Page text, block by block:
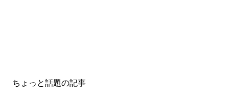
ちょっと話題の記事